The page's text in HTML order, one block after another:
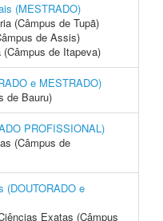
(MESTRADO)
(Câmpus de Tupã)
de Assis)
de Itapeva)
e MESTRADO)
de Bauru)
PROFISSIONAL)
(Câmpus de
(DOUTORADO e
Exatas (Câmpus